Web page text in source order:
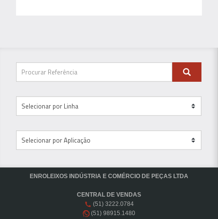
ENROLEIXOS INDÚSTRIA E COMÉRCIO DE PEÇAS LTDA
CENTRAL DE VENDAS
(51) 3222.0784
(51) 98915.1480